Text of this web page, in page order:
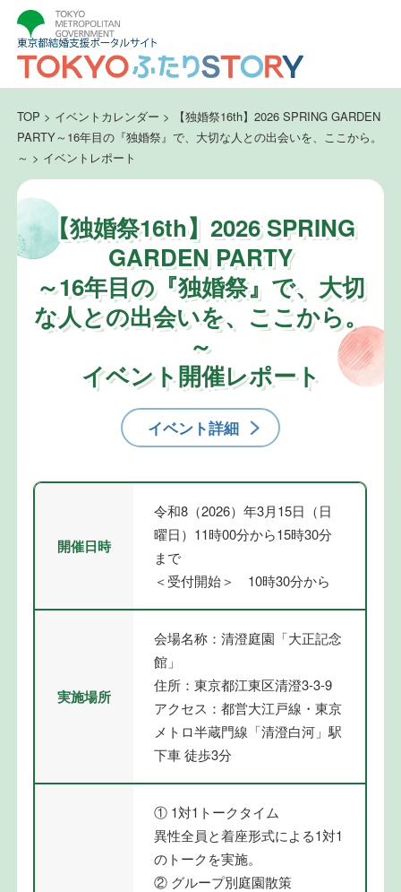
TOP > イベントカレンダー >
【独婚祭16th】2026 SPRING GARDEN
PARTY～16年目の『独婚祭』で、大切な人との出会いを、ここから。
～ > イベントレポート
【独婚祭16th】2026 SPRING
GARDEN PARTY
～16年目の『独婚祭』で、大切
な人との出会いを、ここから。
～
イベント開催レポート
イベント詳細
開催日時
令和8（2026）年3月15日（日
曜日）11時00分から15時30分
まで
＜受付開始＞ 10時30分から
実施場所
会場名称：清澄庭園「大正記念
館」
住所：東京都江東区清澄3-3-9
アクセス：都営大江戸線・東京
メトロ半蔵門線「清澄白河」駅
下車 徒歩3分
① 1対1トークタイム
異性全員と着座形式による1対1
のトークを実施。
② グループ別庭園散策